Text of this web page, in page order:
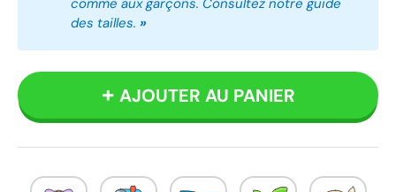
comme aux garçons. Consultez notre guide
des tailles. »
AJOUTER AU PANIER